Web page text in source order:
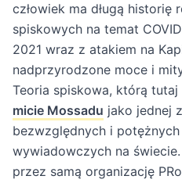
człowiek ma długą historię
spiskowych na temat
2021 wraz z atakiem na
nadprzyrodzone moce i
Teoria spiskowa, którą tutaj
micie Mossadu jako jednej
bezwzględnych i
wywiadowczych na
przez samą organizację